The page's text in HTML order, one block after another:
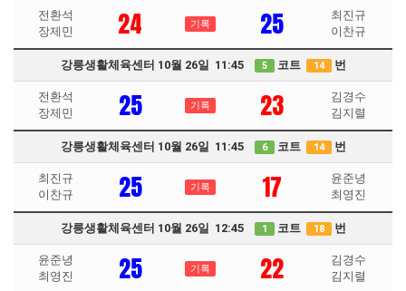
전환석
장제민
24 기록 25
최진규
이찬규
강릉생활체육센터 10월 26일 11:45 5 코트 14 번
전환석
장제민
25 기록 23
김경수
김지렬
강릉생활체육센터 10월 26일 11:45 6 코트 14 번
최진규
이찬규
25 기록 17
윤준녕
최영진
강릉생활체육센터 10월 26일 12:45 1 코트 18 번
윤준녕
최영진
25 기록 22
김경수
김지렬